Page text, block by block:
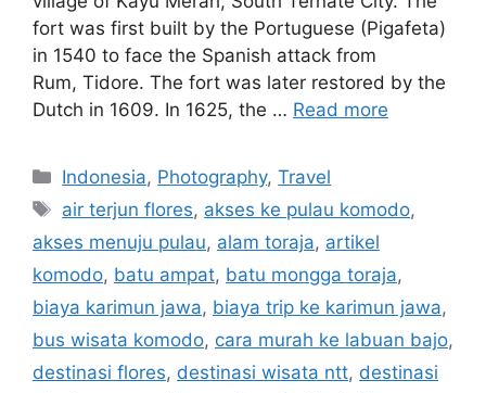
fort was first built by the Portuguese (Pigafeta)
in 1540 to face the Spanish attack from
Rum, Tidore. The fort was later restored by the
Dutch in 1609. In 1625, the … Read more
Indonesia, Photography,Travel
air terjun flores, akses ke pulau komodo,
akses menuju pulau, alam toraja, artikel
komodo, batu ampat, batu mongga toraja,
biaya karimun jawa, biaya trip ke karimun jawa,
bus wisata komodo, cara murah ke labuan bajo,
destinasi flores, destinasi wisata ntt, destinasi